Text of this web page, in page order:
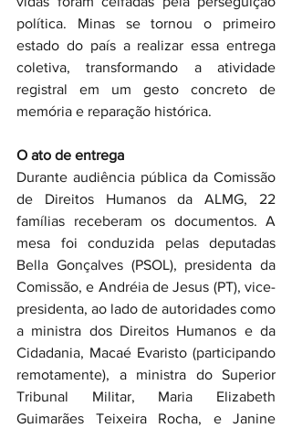
política. Minas se tornou o primeiro
estado do país a realizar essa entrega
coletiva, transformando a atividade
registral em um gesto concreto de
memória e reparação histórica.
O ato de entrega
Durante audiência pública da Comissão
de Direitos Humanos da ALMG, 22
famílias receberam os documentos. A
mesa foi conduzida pelas deputadas
Bella Gonçalves (PSOL), presidenta da
Comissão, e Andréia de Jesus (PT), vice-
presidenta, ao lado de autoridades como
a ministra dos Direitos Humanos e da
Cidadania, Macaé Evaristo (participando
remotamente), a ministra do Superior
Tribunal Militar, Maria Elizabeth
Guimarães Teixeira Rocha, e Janine